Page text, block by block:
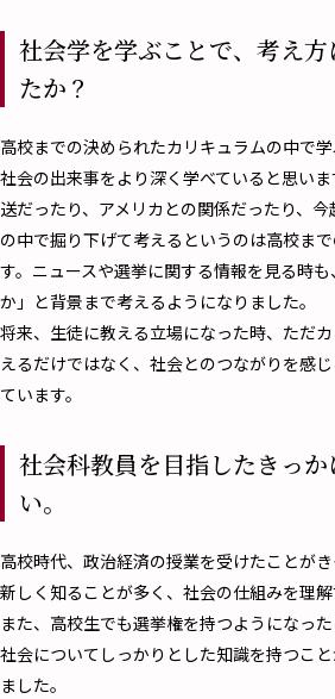
社会学を学ぶことで、考え
たか？
高校までの決められたカリキュラムの中で
社会の出来事をより深く学べていると思い
送だったり、アメリカとの関係だったり、
の中で掘り下げて考えるというのは高校ま
す。ニュースや選挙に関する情報を見る時
か」と背景まで考えるようになりました。
将来、生徒に教える立場になった時、ただ
えるだけではなく、社会とのつながりを感
ています。
社会科教員を目指したきっ
い。
高校時代、政治経済の授業を受けたことがき
新しく知ることが多く、社会の仕組みを理解
また、高校生でも選挙権を持つようになっ
社会についてしっかりとした知識を持つこ
ました。